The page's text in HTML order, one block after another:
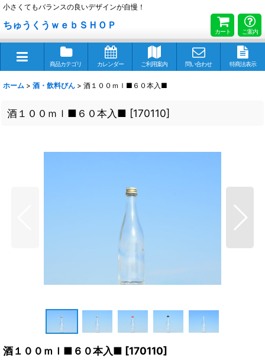
小さくてもバランスの良いデザインが自慢！
ちゅうくうｗｅｂＳＨＯＰ
カート ご案内
商品カテゴリ カレンダー ご利用案内 問い合わせ 特商法表示
ホーム > 酒・飲料びん > 酒１００ｍｌ■６０本入■
酒１００ｍｌ■６０本入■ [170110]
酒１００ｍｌ■６０本入■ [170110]